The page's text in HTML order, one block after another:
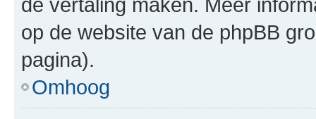
op de website van de phpBB
pagina).
Omhoog